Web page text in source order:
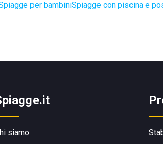
per bambiniSpiagge con piscina e
siamo